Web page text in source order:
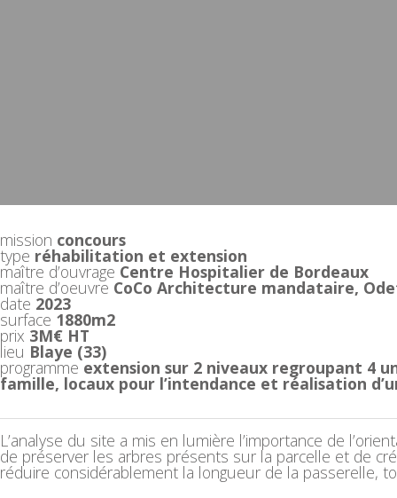
mission concours
type réhabilitation et extension
maître d’ouvrage Centre Hospitalier de Bordeaux
maître d’oeuvre CoCo Architecture mandataire,
date 2023
surface 1880m2
prix 3M€ HT
lieu Blaye (33)
programmeextension sur 2 niveaux regroupant 4
famille, locaux pour l’intendance et réalisation
L’analyse du site a mis en lumière l’importance de
de préserver les arbres présents sur la parcelle et de
réduire considérablement la longueur de la passerelle,